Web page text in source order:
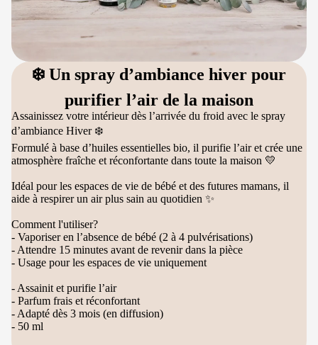
❄️ Un spray d’ambiance hiver pour
purifier l’air de la maison
Assainissez votre intérieur dès l’arrivée du froid avec le spray
d’ambiance Hiver ❄️
Formulé à base d’huiles essentielles bio, il purifie l’air et crée une
atmosphère fraîche et réconfortante dans toute la maison 💛
Idéal pour les espaces de vie de bébé et des futures mamans, il
aide à respirer un air plus sain au quotidien ✨
Comment l'utiliser?
- Vaporiser en l’absence de bébé (2 à 4 pulvérisations)
- Attendre 15 minutes avant de revenir dans la pièce
- Usage pour les espaces de vie uniquement
- Assainit et purifie l’air
- Parfum frais et réconfortant
- Adapté dès 3 mois (en diffusion)
- 50 ml